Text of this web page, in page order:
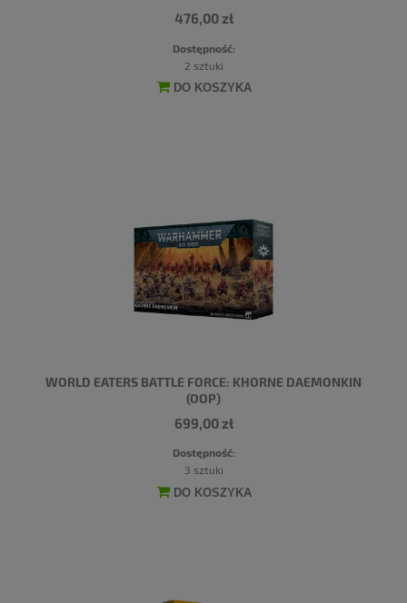
476,00 zł
Dostępność:
2 sztuki
DO KOSZYKA
WORLD EATERS BATTLE FORCE: KHORNE DAEMONKIN
(OOP)
699,00 zł
Dostępność:
3 sztuki
DO KOSZYKA